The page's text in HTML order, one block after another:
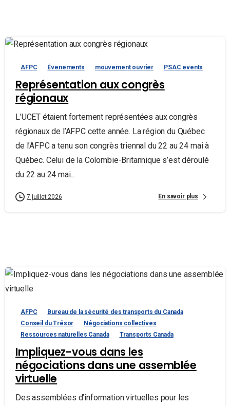
AFPC Évenements mouvement ouvrier PSAC events
Représentation aux congrès
régionaux
L’UCET étaient fortement représentées aux congrès
régionaux de l’AFPC cette année. La région du Québec
de l’AFPC a tenu son congrès triennal du 22 au 24 mai à
Québec. Celui de la Colombie-Britannique s’est déroulé
du 22 au 24 mai...
7 juillet 2026 En savoir plus
AFPC
Bureau de la sécurité des transports du Canada
Conseil du Trésor
Négociations collectives
Ressources naturelles Canada
Transports Canada
Impliquez-vous dans les
négociations dans une assemblée
virtuelle
Des assemblées d’information virtuelles pour les